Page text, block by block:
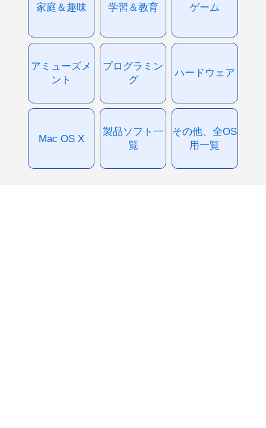
家庭＆趣味 学習＆教育 ゲーム
アミューズメ
ント
プログラミン
グ
ハードウェア
Mac OS X
製品ソフト一
覧
その他、全OS
用一覧